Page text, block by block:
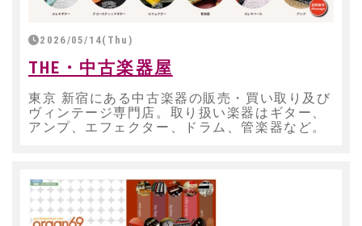
2026/05/14(Thu)
THE・中古楽器屋
東京 新宿にある中古楽器の販売・買い取り及び
ヴィンテージ専門店。取り扱い楽器はギター、
アンプ、エフェクター、ドラム、管楽器など。